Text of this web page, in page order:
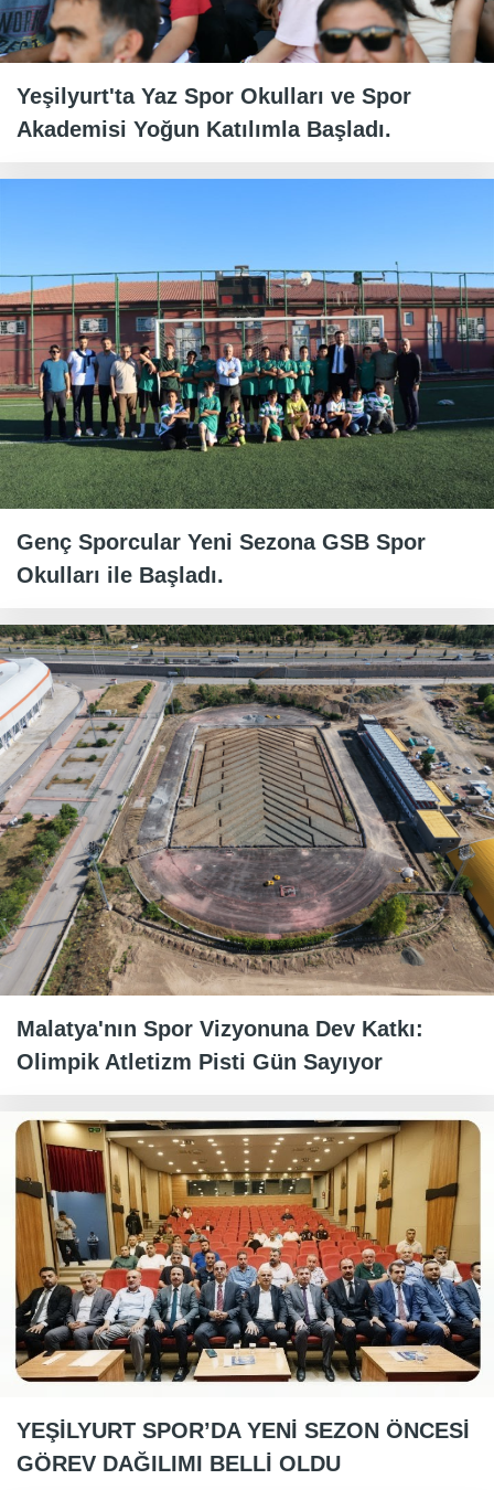
Yeşilyurt'ta Yaz Spor Okulları ve Spor
Akademisi Yoğun Katılımla Başladı.
Genç Sporcular Yeni Sezona GSB Spor
Okulları ile Başladı.
Malatya'nın Spor Vizyonuna Dev Katkı:
Olimpik Atletizm Pisti Gün Sayıyor
YEŞİLYURT SPOR’DA YENİ SEZON ÖNCESİ
GÖREV DAĞILIMI BELLİ OLDU